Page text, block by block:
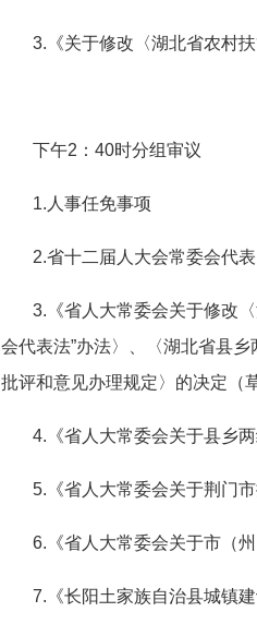
3.《关于修改〈湖北省农村
下午2：40时分组审议
1.人事任免事项
2.省十二届人大会常委会代
3.《省人大常委会关于修改
会代表法”办法〉、〈湖北省县
批评和意见办理规定〉的决定（
4.《省人大常委会关于县乡
5.《省人大常委会关于荆门
6.《省人大常委会关于市（
7.《长阳土家族自治县城镇